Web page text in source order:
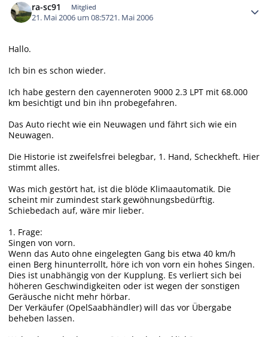
ra-sc91 Mitglied
21. Mai 2006 um 08:5721. Mai 2006
Hallo.
Ich bin es schon wieder.
Ich habe gestern den cayenneroten 9000 2.3 LPT mit 68.000
km besichtigt und bin ihn probegefahren.
Das Auto riecht wie ein Neuwagen und fährt sich wie ein
Neuwagen.
Die Historie ist zweifelsfrei belegbar, 1. Hand, Scheckheft. Hier
stimmt alles.
Was mich gestört hat, ist die blöde Klimaautomatik. Die
scheint mir zumindest stark gewöhnungsbedürftig.
Schiebedach auf, wäre mir lieber.
1. Frage:
Singen von vorn.
Wenn das Auto ohne eingelegten Gang bis etwa 40 km/h
einen Berg hinunterrollt, höre ich von vorn ein hohes Singen.
Dies ist unabhängig von der Kupplung. Es verliert sich bei
höheren Geschwindigkeiten oder ist wegen der sonstigen
Geräusche nicht mehr hörbar.
Der Verkäufer (OpelSaabhändler) will das vor Übergabe
beheben lassen.